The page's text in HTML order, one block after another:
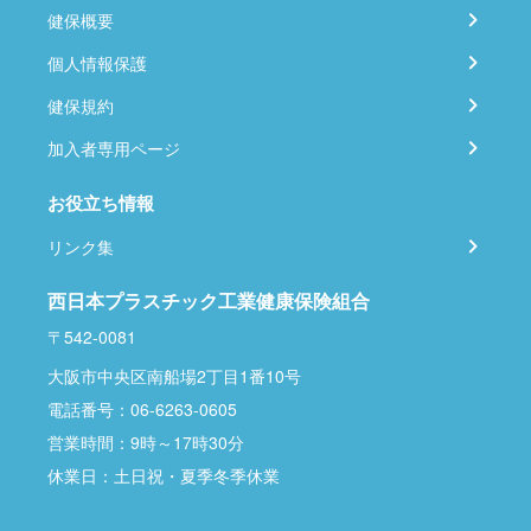
健保概要
個人情報保護
健保規約
加入者専用ページ
お役立ち情報
リンク集
西日本プラスチック工業健康保険組合
〒542-0081
大阪市中央区南船場2丁目1番10号
電話番号：06-6263-0605
営業時間：9時～17時30分
休業日：土日祝・夏季冬季休業